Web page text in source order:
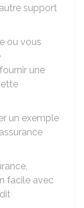
support
ou vous
une
un exemple
facile avec